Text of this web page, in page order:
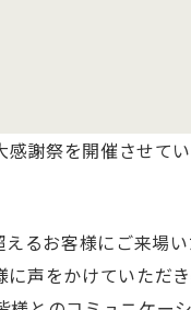
謝祭を開催させてい
るお客様にご来場い
声をかけていただ